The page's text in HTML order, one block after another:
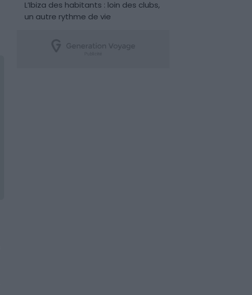
L’Ibiza des habitants : loin des clubs,
un autre rythme de vie